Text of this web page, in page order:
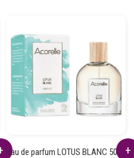
Eau de parfum LOTUS BLANC 50ml